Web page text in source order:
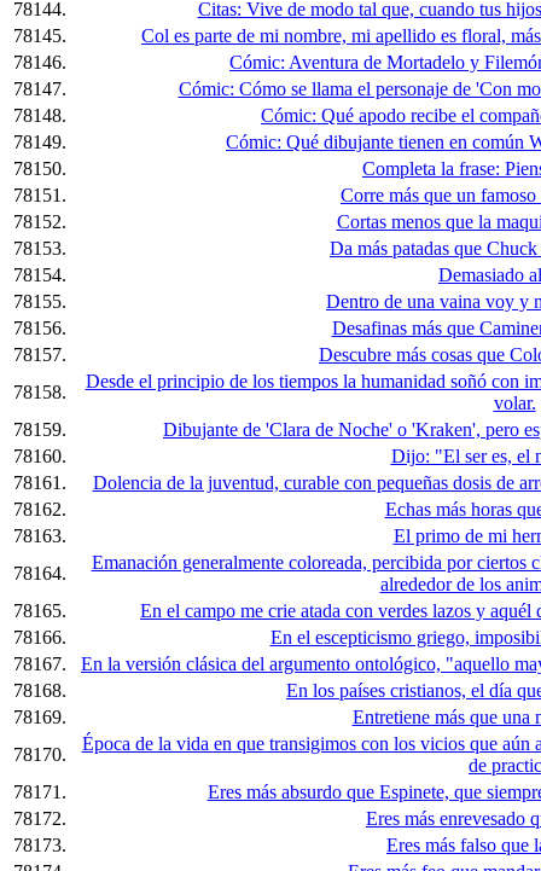
78144.
Citas: Vive de modo tal que, cuando tus
78145.
Col es parte de mi nombre, mi apellido es floral,
78146.
Cómic: Aventura de Mortadelo y
78147.
Cómic: Cómo se llama el personaje de 'Con
78148.
Cómic: Qué apodo recibe el
78149.
Cómic: Qué dibujante tienen en común
78150.
Completa la frase:
78151.
Corre más que un
78152.
Cortas menos que la
78153.
Da más patadas que
78154.
Demasiado
78155.
Dentro de una vaina voy y
78156.
Desafinas más que
78157.
Descubre más cosas que
78158.
Desde el principio de los tiempos la humanidad soñó con
volar.
78159.
Dibujante de 'Clara de Noche' o 'Kraken', pero
78160.
Dijo: "El ser es, el
78161.
Dolencia de la juventud, curable con pequeñas dosis de
78162.
Echas más horas
78163.
El primo de mi
78164.
Emanación generalmente coloreada, percibida por ciertos
alrededor de los
78165.
En el campo me crie atada con verdes lazos y
78166.
En el escepticismo griego,
78167.
En la versión clásica del argumento ontológico, "aquello
78168.
En los países cristianos, el día
78169.
Entretiene más que una
78170.
Época de la vida en que transigimos con los vicios que aún
de
78171.
Eres más absurdo que Espinete, que
78172.
Eres más enrevesado
78173.
Eres más falso que